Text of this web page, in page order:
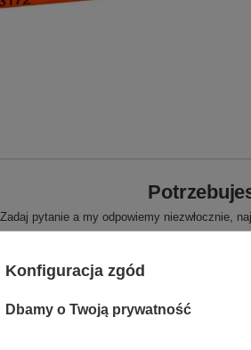
Zadaj pytanie a my odpowiemy niezwłocznie,
Konfiguracja zgód
Dbamy o Twoją prywatność